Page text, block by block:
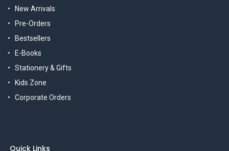
New Arrivals
Pre-Orders
Bestsellers
E-Books
Stationery & Gifts
Kids Zone
Corporate Orders
Quick Links